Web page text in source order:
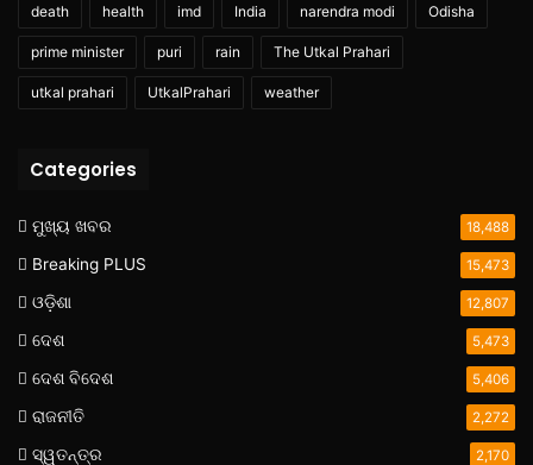
death health imd India narendra modi Odisha
prime minister puri rain The Utkal Prahari
utkal prahari UtkalPrahari weather
Categories
ମୁଖ୍ୟ ଖବର 18,488
Breaking PLUS 15,473
ଓଡ଼ିଶା 12,807
ଦେଶ 5,473
ଦେଶ ବିଦେଶ 5,406
ରାଜନୀତି 2,272
ସ୍ୱତନ୍ତ୍ର 2,170